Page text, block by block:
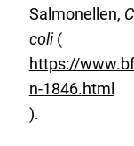
Salmonellen,
coli(
https://
n-1846.html
).